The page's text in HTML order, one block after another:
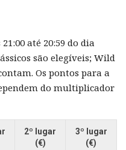
até 20:59 do dia
são elegíveis; Wild
Os pontos para a
do multiplicador
2º lugar
(€)
3º lugar
(€)